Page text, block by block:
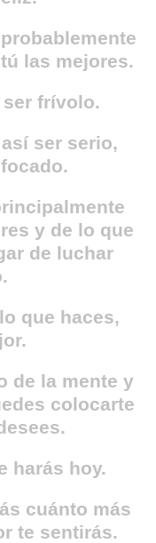
las mejores.
frívolo.
ser serio,
y de lo que
de luchar
que haces,
de la mente y
colocarte
harás hoy.
cuánto más
te sentirás.